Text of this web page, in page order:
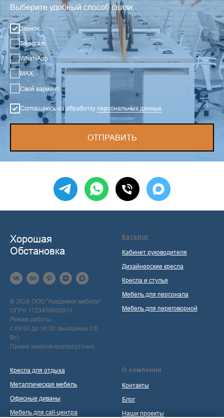
Выберите удобный способ связи:
Звонок
Telegram
WhatsApp
MAX
Свой вариант
Соглашаюсь на обработку персональных данных
ОТПРАВИТЬ
Хорошая
Обстановка
© 2026 ООО "Академия мебели"
ОГРН 1123459005911
Режим работы:
с 09:00 до 18:00 (выходные Сб,
Вс)
Прием заказов круглосуточно
Каталог
Кабинет руководителя
Дизайнерские кресла
Кресла и стулья
Мебель для персонала
Мебель для переговорной
Кресла для отдыха
Металлическая мебель
Офисные диваны
Мебель для call-центра
О компании
Контакты
Блог
Наши проекты